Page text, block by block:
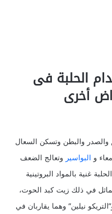
الحلبة فى
أخرى
والصدر والبطن وتسكن السعال
والبواسيروتعالج الضعف
غنية بالمواد البروتينية
في ذلك زيت كبد الحوت،
نيلين” وهما يقاربان في